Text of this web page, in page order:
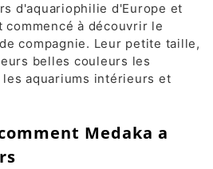
d'aquariophilie d'Europe et
commencé à découvrir le
compagnie. Leur petite taille,
belles couleurs les
aquariums intérieurs et
Medaka a